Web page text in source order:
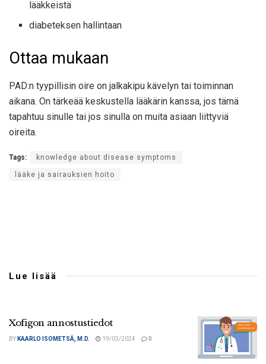
lääkkeistä
diabeteksen hallintaan
Ottaa mukaan
PAD:n tyypillisin oire on jalkakipu kävelyn tai toiminnan
aikana. On tärkeää keskustella lääkärin kanssa, jos tämä
tapahtuu sinulle tai jos sinulla on muita asiaan liittyviä
oireita.
Tags: knowledge about disease symptoms
lääke ja sairauksien hoito
Lue lisää
Xofigon annostustiedot
BY KAARLO ISOMETSÄ, M.D. 19/03/2024 0